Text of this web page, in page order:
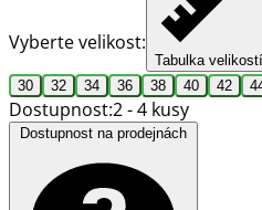
Vyberte velikost:
Tabulka velikostí
30
32 34 36 38 40 42
Dostupnost:2 - 4 kusy